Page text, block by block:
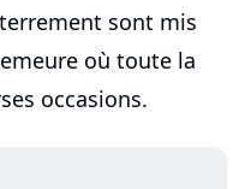
sont mis
où toute la
occasions.